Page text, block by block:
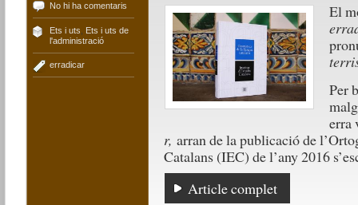
No hi ha comentaris
Ets i uts
Ets i uts de
l'administració
erradicar
El
Per
erra
r, arran de la publicació de
Catalans (IEC) de l’any 2016
Article complet